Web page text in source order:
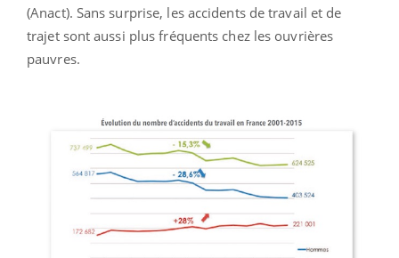
(Anact). Sans surprise, les accidents de travail et de
trajet sont aussi plus fréquents chez les ouvrières
pauvres.